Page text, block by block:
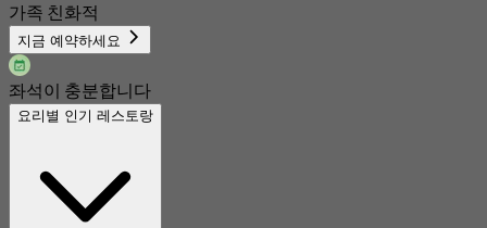
가족 친화적
지금 예약하세요
좌석이 충분합니다
요리별 인기 레스토랑